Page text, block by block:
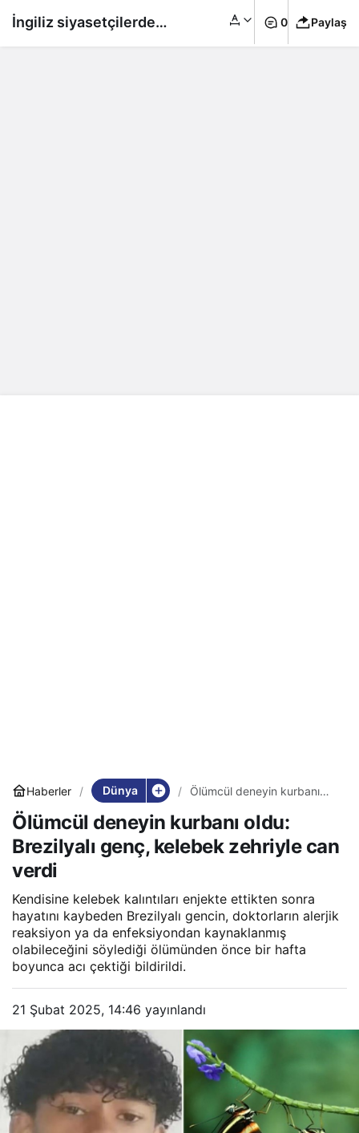
Haberler Dünya
Ölümcül deneyin kurbanı
kelebek zehriyle can verdi
Ölümcül deneyin kurbanı oldu:
Brezilyalı genç, kelebek zehriyle can
verdi
Kendisine kelebek kalıntıları enjekte ettikten sonra
hayatını kaybeden Brezilyalı gencin, doktorların alerjik
reaksiyon ya da enfeksiyondan kaynaklanmış
olabileceğini söylediği ölümünden önce bir hafta
boyunca acı çektiği bildirildi.
21 Şubat 2025, 14:46 yayınlandı
İngiliz siyasetçilerden 0 Paylaş